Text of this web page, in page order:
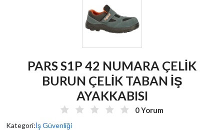
PARS S1P 42 NUMARA ÇELİK
BURUN ÇELİK TABAN İŞ
AYAKKABISI
0 Yorum
Kategori:İş Güvenliği